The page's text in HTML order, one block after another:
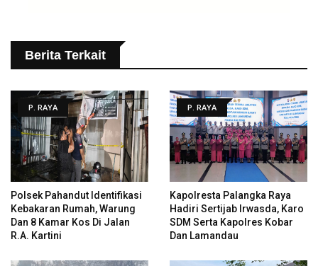
Berita Terkait
P. RAYA
Polsek Pahandut Identifikasi
Kebakaran Rumah, Warung
Dan 8 Kamar Kos Di Jalan
R.A. Kartini
P. RAYA
Kapolresta Palangka Raya
Hadiri Sertijab Irwasda, Karo
SDM Serta Kapolres Kobar
Dan Lamandau